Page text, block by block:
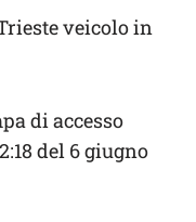
veicolo in
di accesso
del 6 giugno